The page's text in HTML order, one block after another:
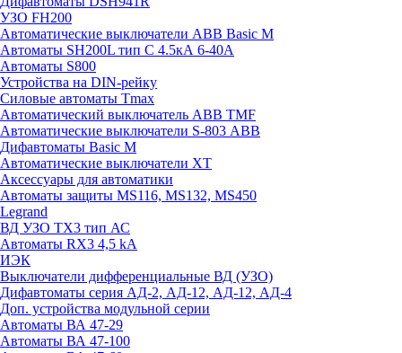
УЗО FH200
Автоматические выключатели ABB Basic M
Автоматы SH200L тип С 4.5кА 6-40А
Автоматы S800
Устройства на DIN-рейку
Силовые автоматы Tmax
Автоматический выключатель ABB TMF
Автоматические выключатели S-803 АВВ
Дифавтоматы Basic M
Автоматические выключатели XT
Аксессуары для автоматики
Автоматы защиты MS116, MS132, MS450
Legrand
ВД УЗО TX3 тип АС
Автоматы RX3 4,5 kA
ИЭК
Выключатели дифференциальные ВД (УЗО)
Дифавтоматы серия АД-2, АД-12, АД-12, АД-4
Доп. устройства модульной серии
Автоматы ВА 47-29
Автоматы ВА 47-100